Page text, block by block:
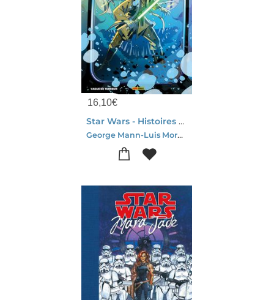
16,10€
Star Wars - Histoires De L'hyperspace : Vague De Terreur
George Mann-Luis Morocho